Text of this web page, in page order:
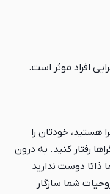
افراد موثر است.
هستید، خودتان را
رفتار کنید. به درون
ذاتا دوست ندارید
شما سازگار